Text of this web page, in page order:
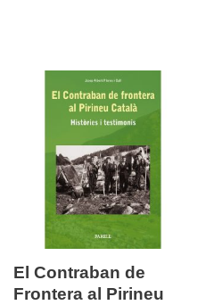
El Contraban de
Frontera al Pirineu